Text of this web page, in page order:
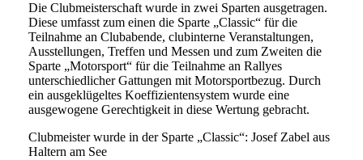
Die Clubmeisterschaft wurde in zwei Sparten ausgetragen.
Diese umfasst zum einen die Sparte „Classic“ für die
Teilnahme an Clubabende, clubinterne Veranstaltungen,
Ausstellungen, Treffen und Messen und zum Zweiten die
Sparte „Motorsport“ für die Teilnahme an Rallyes
unterschiedlicher Gattungen mit Motorsportbezug. Durch
ein ausgeklügeltes Koeffizientensystem wurde eine
ausgewogene Gerechtigkeit in diese Wertung gebracht.
Clubmeister wurde in der Sparte „Classic“: Josef Zabel aus
Haltern am See